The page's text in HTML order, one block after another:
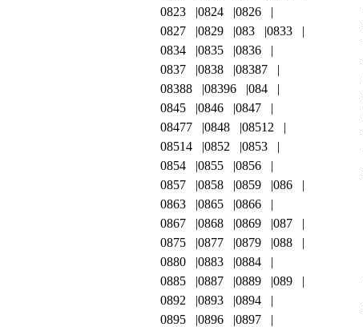
0823
0824
0826
0827
0829 083
0833
0834
0835
0836
0837
0838
08387
08388
08396
084
0845
0846
0847
08477
0848
08512
08514
0852
0853
0854
0855
0856
0857
0858 0859
086
0863
0865
0866
0867
0868 0869
087
0875
0877 0879
088
0880
0883
0884
0885
0887 0889
089
0892
0893
0894
0895
0896
0897